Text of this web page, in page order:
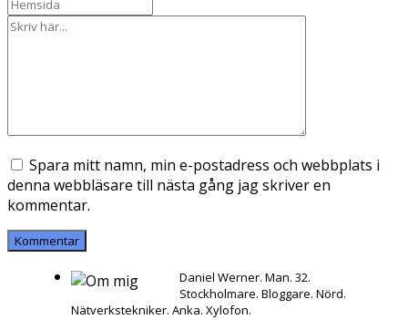
Spara mitt namn, min e-postadress och webbplats i
denna webbläsare till nästa gång jag skriver en
kommentar.
Daniel Werner. Man. 32.
Stockholmare. Bloggare. Nörd.
Nätverkstekniker. Anka. Xylofon.